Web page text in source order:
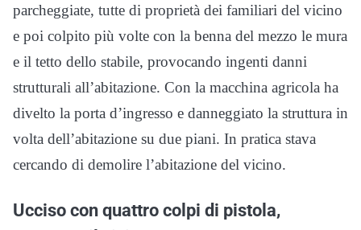
parcheggiate, tutte di proprietà dei familiari del vicino
e poi colpito più volte con la benna del mezzo le mura
e il tetto dello stabile, provocando ingenti danni
strutturali all’abitazione. Con la macchina agricola ha
divelto la porta d’ingresso e danneggiato la struttura in
volta dell’abitazione su due piani. In pratica stava
cercando di demolire l’abitazione del vicino.
Ucciso con quattro colpi di pistola,